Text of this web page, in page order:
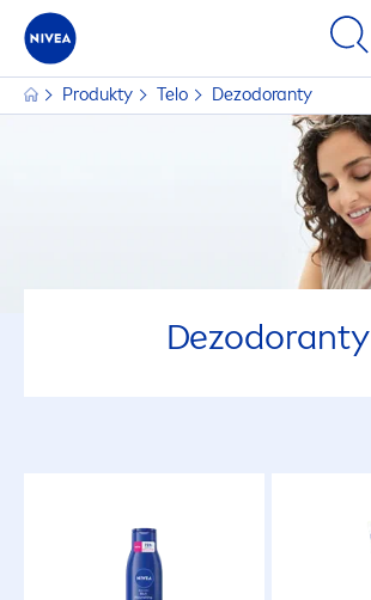
Produkty Telo Dezodoranty
Dezodoranty